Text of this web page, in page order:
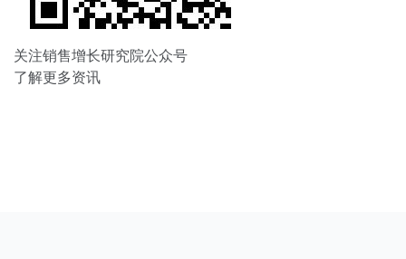
关注销售增长研究院公众号
了解更多资讯